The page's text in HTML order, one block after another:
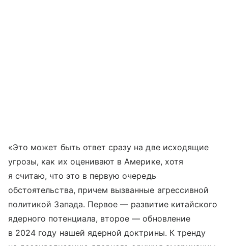
«Это может быть ответ сразу на две исходящие
угрозы, как их оценивают в Америке, хотя
я считаю, что это в первую очередь
обстоятельства, причем вызванные агрессивной
политикой Запада. Первое — развитие китайского
ядерного потенциала, второе — обновление
в 2024 году нашей ядерной доктрины. К тренду